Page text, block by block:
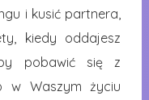
i kusić partnera,
kiedy oddajesz
pobawić się z
w Waszym życiu